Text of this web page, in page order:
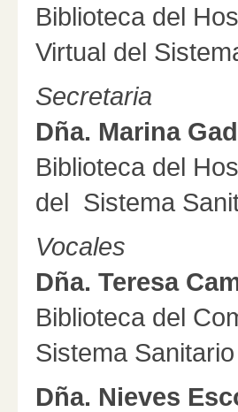
Biblioteca del
Virtual del
Secretaria
Dña. Marina
Biblioteca del
del Sistema
Vocales
Dña. Teresa
Biblioteca del
Sistema
Dña. Nieves